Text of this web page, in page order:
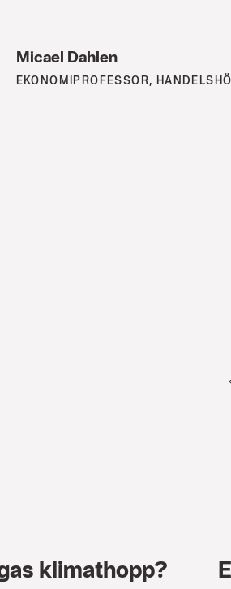
Micael Dahlen
EKONOMIPROFESSOR,
klimathopp?